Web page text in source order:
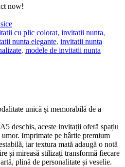
now!
cu plic colorat, invitatii nunta,
nunta elegante, invitatii nunta
, modele de invitatii nunta
unică și memorabilă de a
deschis, aceste invitații oferă spațiu
Imprimate pe hârtie premium
iar textura mată adaugă o notă
și mireasă stilizați transformă fiecare
plină de personalitate și veselie.